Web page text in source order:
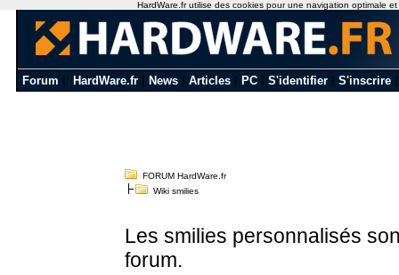
Forum HardWare.fr News Articles PC S'identifier S'inscrire
FORUM HardWare.fr
Wiki smilies
Les smilies personnalisés
forum.
HardWare.fr utilise des cookies pour une navigation optimale